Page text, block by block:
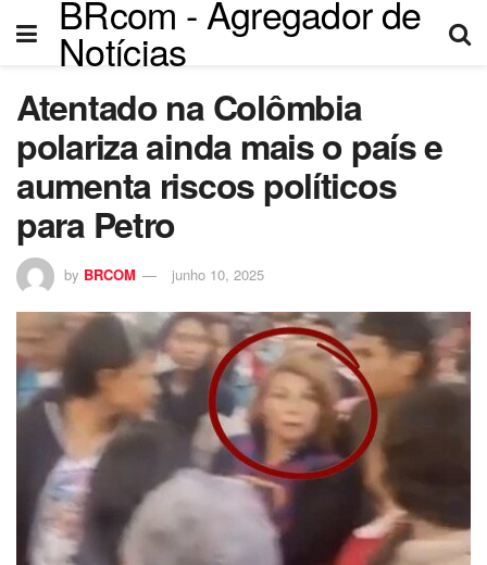
BRcom - Agregador de
Notícias
Atentado na Colômbia
polariza ainda mais o país e
aumenta riscos políticos
para Petro
by BRCOM junho 10, 2025